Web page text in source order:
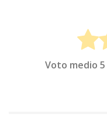
Voto medio 5